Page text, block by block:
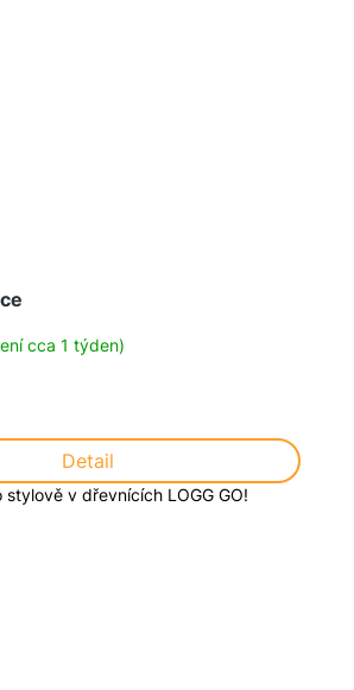
cca 1 týden)
Detail
v dřevnících LOGG GO!